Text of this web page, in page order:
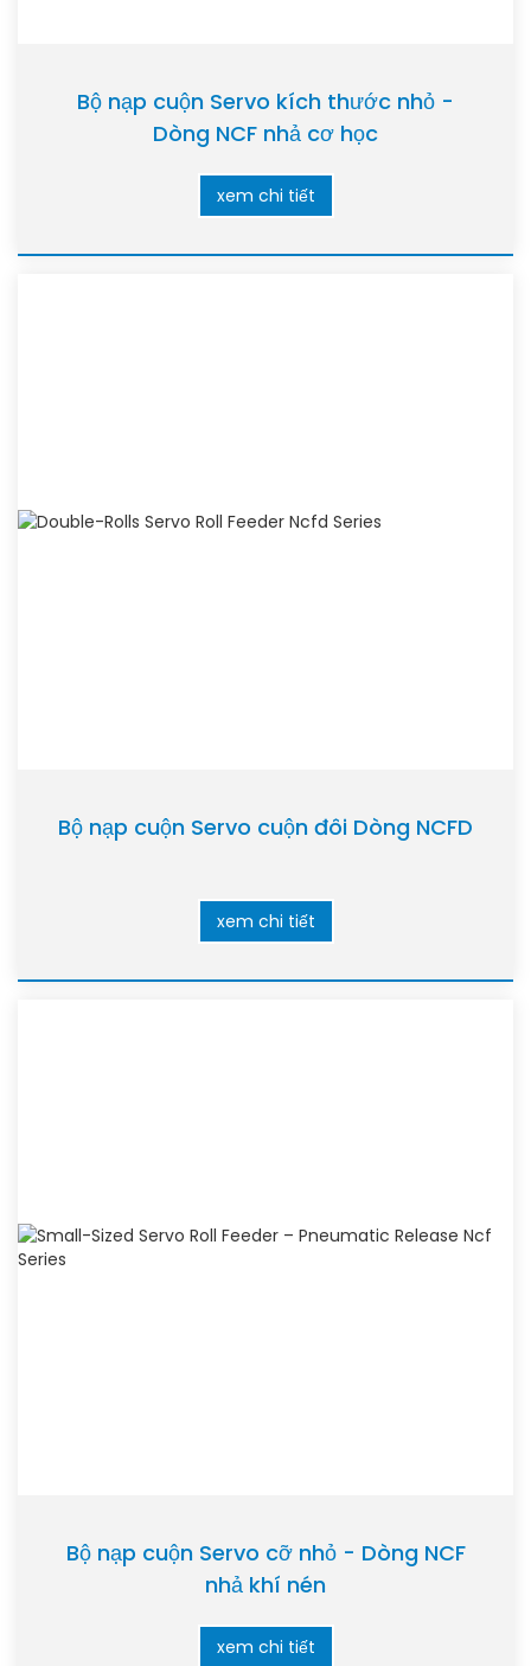
Bộ nạp cuộn Servo kích thước nhỏ -
Dòng NCF nhả cơ học
xem chi tiết
Bộ nạp cuộn Servo cuộn đôi Dòng NCFD
xem chi tiết
Bộ nạp cuộn Servo cỡ nhỏ - Dòng NCF
nhả khí nén
xem chi tiết